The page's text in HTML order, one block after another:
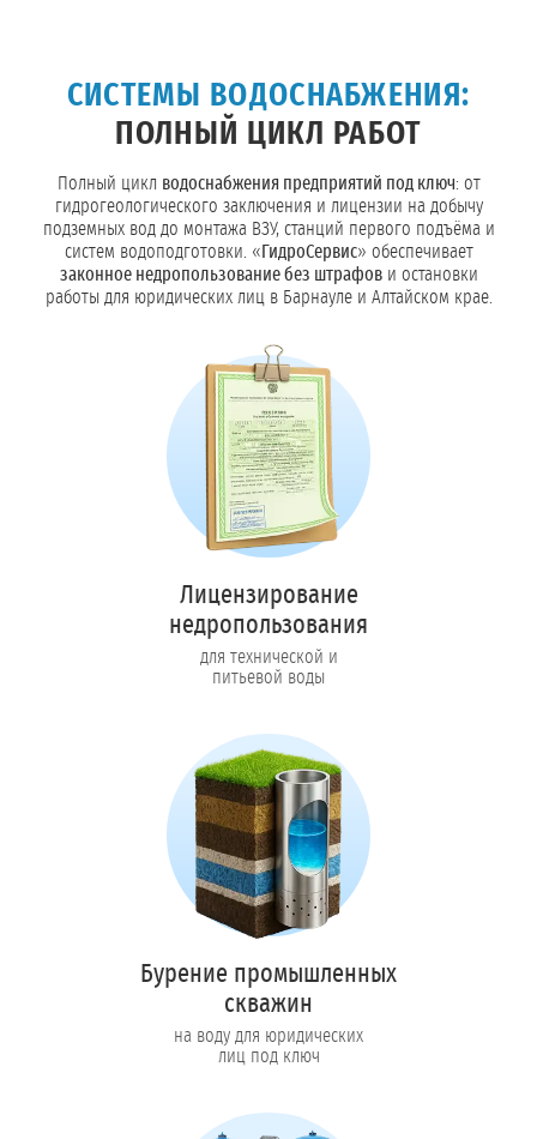
СИСТЕМЫ ВОДОСНАБЖЕНИЯ:
ПОЛНЫЙ ЦИКЛ РАБОТ
Полный цикл водоснабжения предприятий под ключ: от
гидрогеологического заключения и лицензии на добычу
подземных вод до монтажа ВЗУ, станций первого подъёма и
систем водоподготовки. «ГидроСервис» обеспечивает
законное недропользование без штрафови остановки
работы для юридических лиц в Барнауле и Алтайском крае.
Лицензирование
недропользования
для технической и
питьевой воды
Бурение промышленных
скважин
на воду для юридических
лиц под ключ